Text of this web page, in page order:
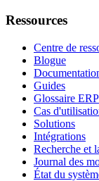
Ressources
Centre de
Blogue
Guides
Glossaire ERP
Cas
Solutions
Intégrations
Recherche et
Journal des
État du